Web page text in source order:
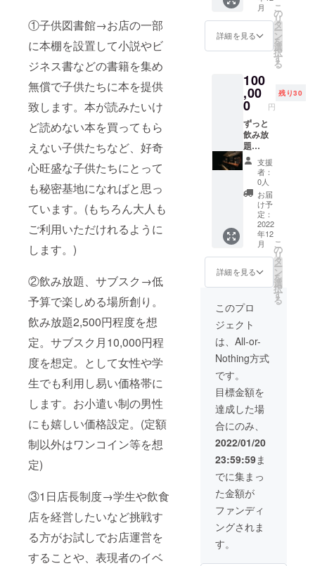
①子供図書館→お店の一部
に本棚を設置して小説やビ
ジネス書などの書籍を集め
無償で子供たちに本を提供
致します。本が読みたいけ
ど読めない本を買ってもら
えない子供たちなど、好奇
心旺盛な子供たちにとって
も秘密基地になればと思っ
ています。(もちろん大人も
ご利用いただけれるように
します。)
②飲み放題、サブスク→低
予算で楽しめる場所創り。
飲み放題2,500円程度を想
定。サブスク月10,000円程
度を想定。として女性や学
生でも利用し易い価格帯に
します。お小遣い制の男性
にも嬉しい価格設定。(定額
制以外はワンコイン等を想
定)
③1日店長制度→学生や飲食
店を経営したいなど挑戦す
る方がお試しでお店運営を
することや、表現者のイベ
題をご
利用い
ただけ
ます。
(1回90
連れ様
は別。
月
詳細を見る
こ
の
リ
タ
ー
ン
を
選
択
す
る
100
,00
0 円
残り30
ずっと
飲み放
題
100,000
円 ※今
回のご
支援で
サービ
ス(お店)
が存続
する限
り、毎
日でも
飲み放
題をご
利用い
ただけ
ます。
(1回90
分) ※お
連れ様
は別。
支援
者：
0人
お届
け予
定：
2022
年12
月
詳細を見る
こ
の
リ
タ
ー
ン
を
選
択
す
る
このプロ
ジェクト
は、All-or-
Nothing方式
です。
目標金額を
達成した場
合にのみ、
2022/01/20
23:59:59ま
でに集まっ
た金額が
ファンディ
ングされま
す。